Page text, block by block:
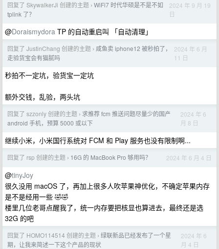
回复了 SkywalkerJi 创建的主题 › WiFi7 时代华硕是不是不如
tplink 了？
2024 年 9 月 19
日
@Doraismydora TP 的自动重启叫 「自动清理」
回复了 JustinChang 创建的主题 › 咸鱼卖 iphone12 被秒拍了，
走验货宝会有猫腻吗
2024 年 6 月
11 日
秒拍不一定坑，验货宝一定坑
额外交钱，乱验，两头坑
回复了 szzonly 创建的主题 › 求推荐 fcm 推送问题尽量少的国产
android 手机，预算 5000 或以下
2024 年 6
月 8 日
继续小米，小米国行系统对 FCM 和 Play 服务也没有限制啊...
回复了 rsp 创建的主题 › 16G 的 MacBook Pro 够用吗？ 2024 年 6 月 4 日
@tinyJoy
很久没用 macOS 了，再加上很多人吹苹果神优化，不确定苹果内存
是不是经用一些 🤣🤣
楼里几位老哥点醒我了，统一内存要把核显也算进去，最终还是选
32G 的吧
回复了 HOMO114514 创建的主题 › 绿联新品已经发布了一个星
期，让我来简述一下这个产品的现状
2024 年 6
月 4 日